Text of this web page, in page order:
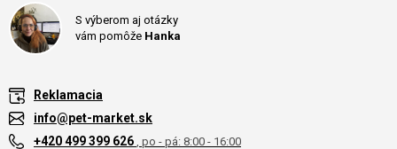
S výberom aj otázky
vám pomôže Hanka
Reklamacia
info@pet-market.sk
+420 499 399 626 , po - pá: 8:00 - 16:00